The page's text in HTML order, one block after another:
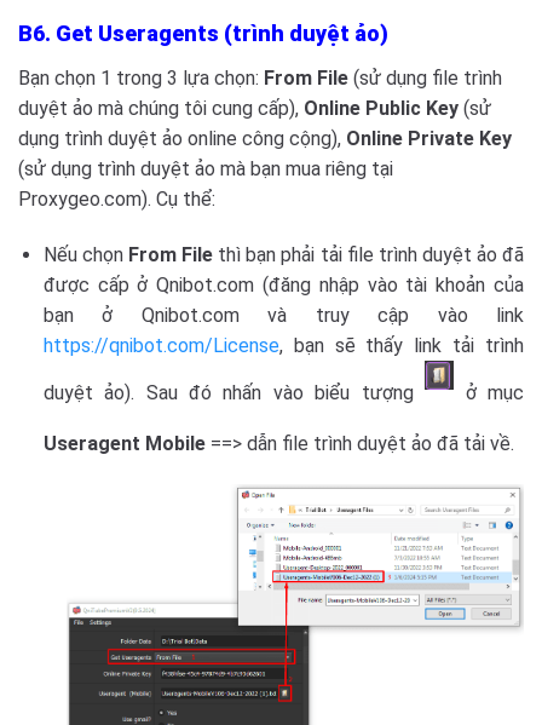
B6. Get Useragents (trình duyệt ảo)
Bạn chọn 1 trong 3 lựa chọn: From File (sử dụng file trình
duyệt ảo mà chúng tôi cung cấp), Online Public Key (sử
dụng trình duyệt ảo online công cộng), Online Private Key
(sử dụng trình duyệt ảo mà bạn mua riêng tại
Proxygeo.com). Cụ thể:
Nếu chọn From File thì bạn phải tải file trình duyệt ảo đã
được cấp ở Qnibot.com (đăng nhập vào tài khoản của
bạn ở Qnibot.com và truy cập vào link
https://qnibot.com/License, bạn sẽ thấy link tải trình
duyệt ảo). Sau đó nhấn vào biểu tượng ở mục
Useragent Mobile==> dẫn file trình duyệt ảo đã tải về.